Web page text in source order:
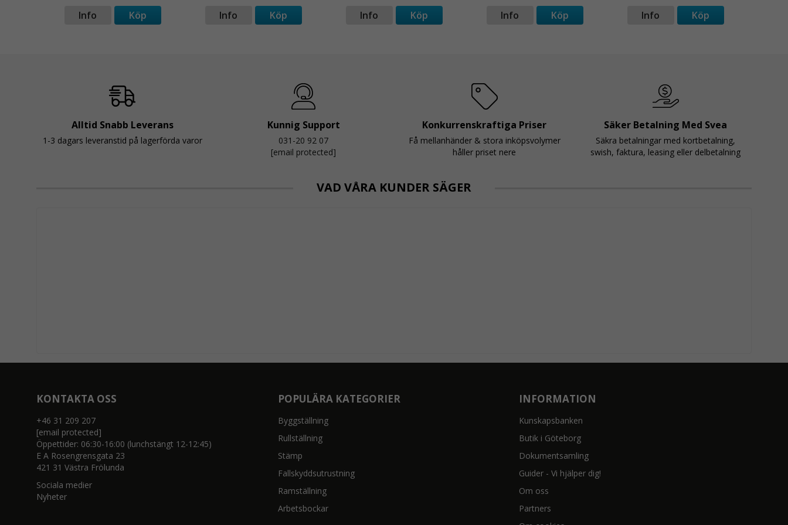
Info Köp Info Köp Info Köp Info Köp Info Köp
Alltid Snabb Leverans
1-3 dagars leveranstid på lagerförda varor
Kunnig Support
031-20 92 07
[email protected]
Konkurrenskraftiga Priser
Få mellanhänder & stora inköpsvolymer
håller priset nere
Säker Betalning Med Svea
Säkra betalningar med kortbetalning,
swish, faktura, leasing eller delbetalning
VAD VÅRA KUNDER SÄGER
KONTAKTA OSS
+46 31 209 207
[email protected]
Öppettider: 06:30-16:00 (lunchstängt 12-12:45)
E A Rosengrensgata 23
421 31 Västra Frölunda
Sociala medier
Nyheter
POPULÄRA KATEGORIER
Byggställning
Rullställning
Stämp
Fallskyddsutrustning
Ramställning
Arbetsbockar
INFORMATION
Kunskapsbanken
Butik i Göteborg
Dokumentsamling
Guider - Vi hjälper dig!
Om oss
Partners